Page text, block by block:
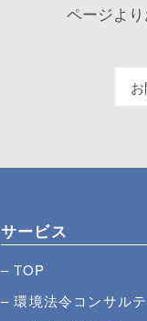
ページよ
サービス
TOP
環境法令コンサル